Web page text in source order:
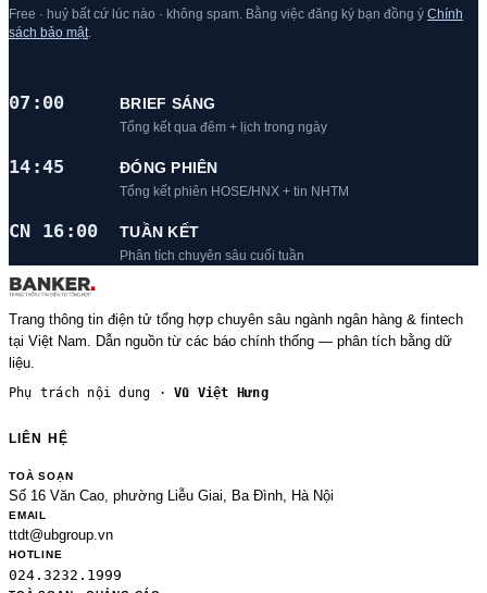
Free · huỷ bất cứ lúc nào · không spam. Bằng việc đăng ký bạn đồng ý Chính
sách bảo mật
07:00 BRIEF SÁNG
Tổng kết qua đêm + lịch trong ngày
14:45 ĐÓNG PHIÊN
Tổng kết phiên HOSE/HNX + tin NHTM
CN 16:00 TUẦN KẾT
Phân tích chuyên sâu cuối tuần
Trang thông tin điện tử tổng hợp chuyên sâu ngành ngân hàng & fintech
tại Việt Nam. Dẫn nguồn từ các báo chính thống — phân tích bằng dữ
liệu.
Phụ trách nội dung ·Vũ Việt Hưng
LIÊN HỆ
TOÀ SOẠN
Số 16 Văn Cao, phường Liễu Giai, Ba Đình, Hà Nội
EMAIL
ttdt@ubgroup.vn
HOTLINE
024.3232.1999